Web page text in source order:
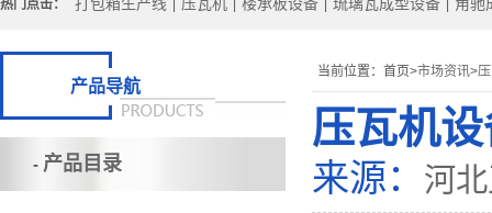
热门点击：
当前位置： 首页>市场资讯>
压瓦机
来源： 河
产品导航
- 产品目录